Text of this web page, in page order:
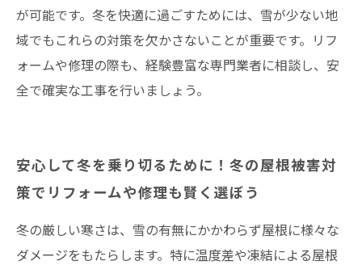
が可能です。冬を快適に過ごすためには、雪が少ない地
域でもこれらの対策を欠かさないことが重要です。リフ
ォームや修理の際も、経験豊富な専門業者に相談し、安
全で確実な工事を行いましょう。
安心して冬を乗り切るために！冬の屋根被害対
策でリフォームや修理も賢く選ぼう
冬の厳しい寒さは、雪の有無にかかわらず屋根に様々な
ダメージをもたらします。特に温度差や凍結による屋根